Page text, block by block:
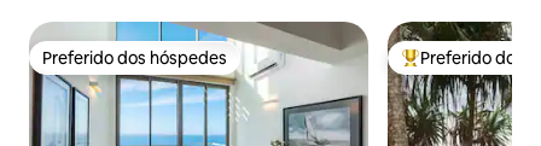
Preferido dos hóspedes
Preferido dos hóspedes Entre os
Preferido dos